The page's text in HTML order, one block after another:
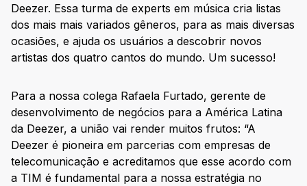
Deezer. Essa turma de experts em música cria listas
dos mais mais variados gêneros, para as mais diversas
ocasiões, e ajuda os usuários a descobrir novos
artistas dos quatro cantos do mundo. Um sucesso!
Para a nossa colega Rafaela Furtado, gerente de
desenvolvimento de negócios para a América Latina
da Deezer, a união vai render muitos frutos: “A
Deezer é pioneira em parcerias com empresas de
telecomunicação e acreditamos que esse acordo com
a TIM é fundamental para a nossa estratégia no